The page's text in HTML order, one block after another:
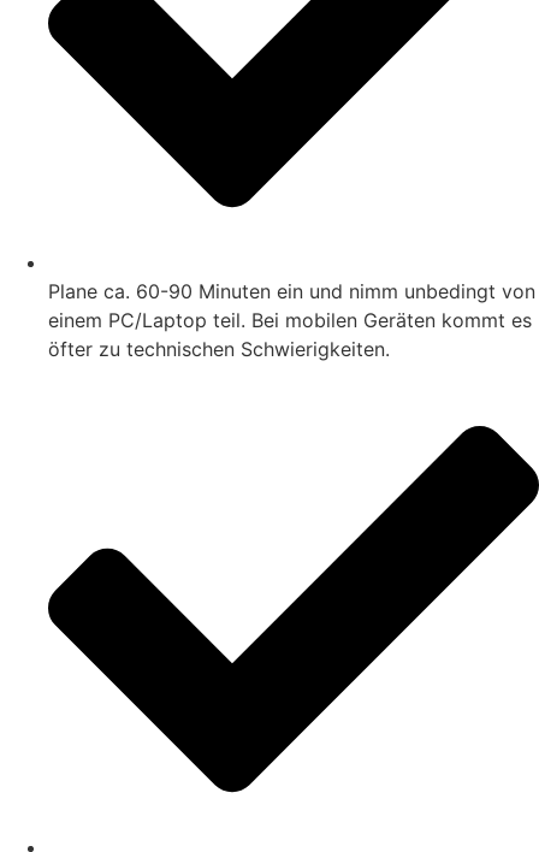
Plane ca. 60-90 Minuten ein und nimm unbedingt von
einem PC/Laptop teil. Bei mobilen Geräten kommt es
öfter zu technischen Schwierigkeiten.